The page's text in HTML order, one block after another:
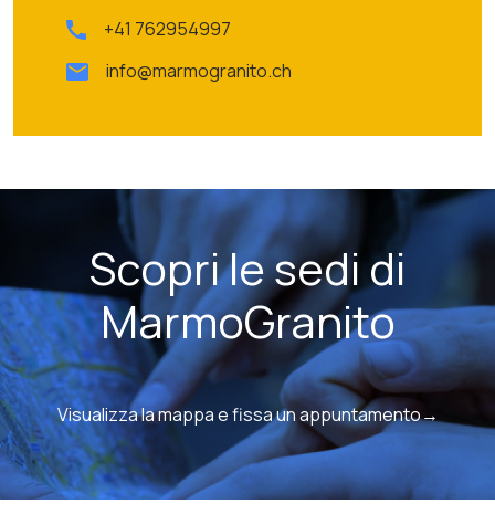
+41 762954997
info@marmogranito.ch
Scopri le sedi di
MarmoGranito
Visualizza la mappa e fissa un appuntamento→